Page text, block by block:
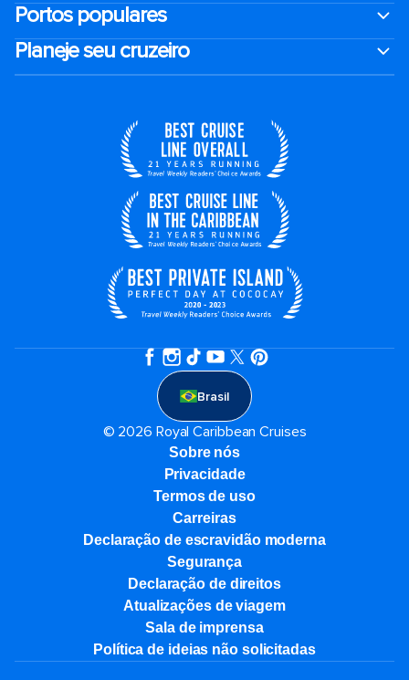
Portos populares
Planeje seu cruzeiro
Brasil
© 2026 Royal Caribbean Cruises
Sobre nós
Privacidade
Termos de uso
Carreiras
Declaração de escravidão moderna
Segurança
Declaração de direitos
Atualizações de viagem
Sala de imprensa
Política de ideias não solicitadas